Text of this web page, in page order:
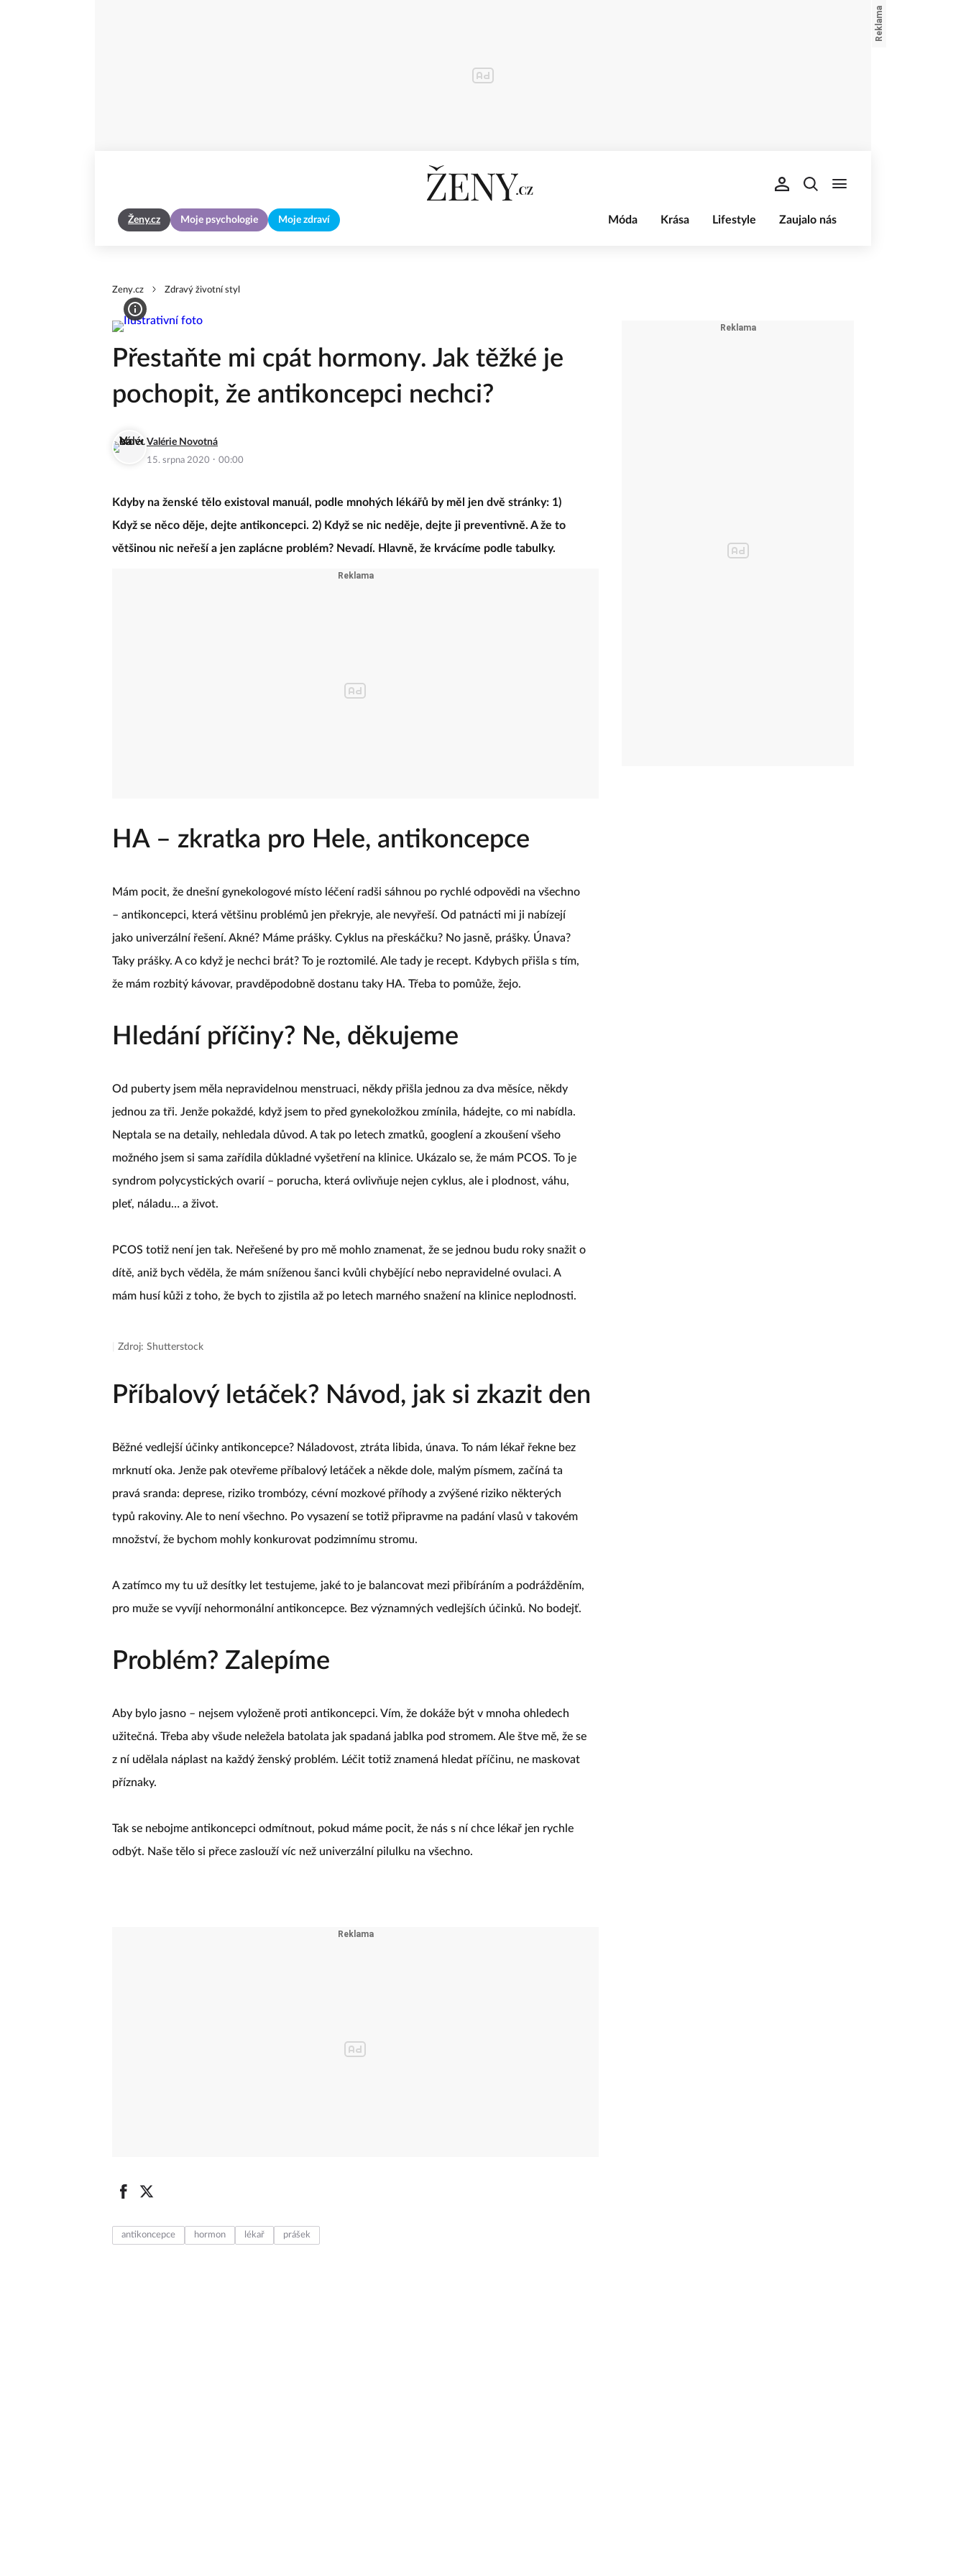
Ženy.cz Moje psychologie Moje zdraví Móda Krása Lifestyle Zaujalo nás
Zeny.cz Zdravý životní styl
Přestaňte mi cpát hormony. Jak těžké je
pochopit, že antikoncepci nechci?
Valérie Novotná
15. srpna 2020 · 00:00
Kdyby na ženské tělo existoval manuál, podle mnohých lékářů by měl jen dvě stránky: 1)
Když se něco děje, dejte antikoncepci. 2) Když se nic neděje, dejte ji preventivně. A že to
většinou nic neřeší a jen zaplácne problém? Nevadí. Hlavně, že krvácíme podle tabulky.
HA – zkratka pro Hele, antikoncepce
Mám pocit, že dnešní gynekologové místo léčení radši sáhnou po rychlé odpovědi na všechno
– antikoncepci, která většinu problémů jen překryje, ale nevyřeší. Od patnácti mi ji nabízejí
jako univerzální řešení. Akné? Máme prášky. Cyklus na přeskáčku? No jasně, prášky. Únava?
Taky prášky. A co když je nechci brát? To je roztomilé. Ale tady je recept. Kdybych přišla s tím,
že mám rozbitý kávovar, pravděpodobně dostanu taky HA. Třeba to pomůže, žejo.
Hledání příčiny? Ne, děkujeme
Od puberty jsem měla nepravidelnou menstruaci, někdy přišla jednou za dva měsíce, někdy
jednou za tři. Jenže pokaždé, když jsem to před gynekoložkou zmínila, hádejte, co mi nabídla.
Neptala se na detaily, nehledala důvod. A tak po letech zmatků, googlení a zkoušení všeho
možného jsem si sama zařídila důkladné vyšetření na klinice. Ukázalo se, že mám PCOS. To je
syndrom polycystických ovarií – porucha, která ovlivňuje nejen cyklus, ale i plodnost, váhu,
pleť, náladu… a život.
PCOS totiž není jen tak. Neřešené by pro mě mohlo znamenat, že se jednou budu roky snažit o
dítě, aniž bych věděla, že mám sníženou šanci kvůli chybějící nebo nepravidelné ovulaci. A
mám husí kůži z toho, že bych to zjistila až po letech marného snažení na klinice neplodnosti.
Zdroj: Shutterstock
Příbalový letáček? Návod, jak si zkazit den
Běžné vedlejší účinky antikoncepce? Náladovost, ztráta libida, únava. To nám lékař řekne bez
mrknutí oka. Jenže pak otevřeme příbalový letáček a někde dole, malým písmem, začíná ta
pravá sranda: deprese, riziko trombózy, cévní mozkové příhody a zvýšené riziko některých
typů rakoviny. Ale to není všechno. Po vysazení se totiž připravme na padání vlasů v takovém
množství, že bychom mohly konkurovat podzimnímu stromu.
A zatímco my tu už desítky let testujeme, jaké to je balancovat mezi přibíráním a podrážděním,
pro muže se vyvíjí nehormonální antikoncepce. Bez významných vedlejších účinků. No bodejť.
Problém? Zalepíme
Aby bylo jasno – nejsem vyloženě proti antikoncepci. Vím, že dokáže být v mnoha ohledech
užitečná. Třeba aby všude neležela batolata jak spadaná jablka pod stromem. Ale štve mě, že se
z ní udělala náplast na každý ženský problém. Léčit totiž znamená hledat příčinu, ne maskovat
příznaky.
Tak se nebojme antikoncepci odmítnout, pokud máme pocit, že nás s ní chce lékař jen rychle
odbýt. Naše tělo si přece zaslouží víc než univerzální pilulku na všechno.
antikoncepce hormon lékař prášek